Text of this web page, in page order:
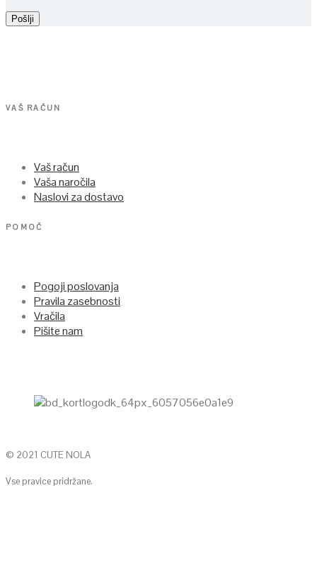
VAŠ RAČUN
Vaš račun
Vaša naročila
Naslovi za dostavo
POMOČ
Pogoji poslovanja
Pravila zasebnosti
Vračila
Pišite nam
© 2021 CUTE NOLA
Vse pravice pridržane.